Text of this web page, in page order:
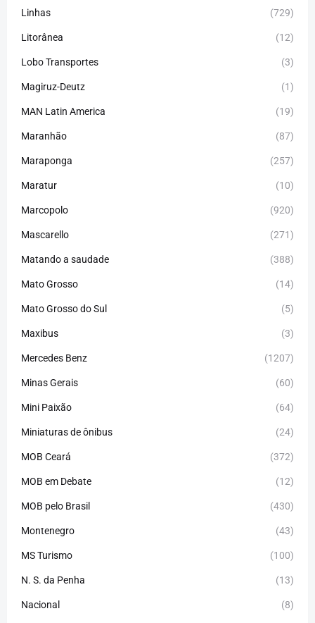
Linhas (729)
Litorânea (12)
Lobo Transportes (3)
Magiruz-Deutz (1)
MAN Latin America (19)
Maranhão (87)
Maraponga (257)
Maratur (10)
Marcopolo (920)
Mascarello (271)
Matando a saudade (388)
Mato Grosso (14)
Mato Grosso do Sul (5)
Maxibus (3)
Mercedes Benz (1207)
Minas Gerais (60)
Mini Paixão (64)
Miniaturas de ônibus (24)
MOB Ceará (372)
MOB em Debate (12)
MOB pelo Brasil (430)
Montenegro (43)
MS Turismo (100)
N. S. da Penha (13)
Nacional (8)